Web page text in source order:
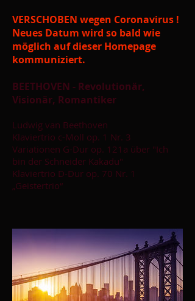
VERSCHOBEN wegen Coronavirus !
Neues Datum wird so bald wie
möglich auf dieser Homepage
kommuniziert.
BEETHOVEN - Revolutionär,
Visionär, Romantiker
Ludwig van Beethoven
Klaviertrio c-Moll op. 1 Nr. 3
Variationen G-Dur op. 121a über "Ich
bin der Schneider Kakadu"
Klaviertrio D-Dur op. 70 Nr. 1
„Geistertrio“